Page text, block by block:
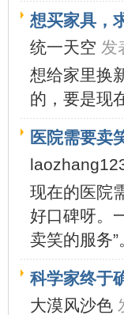
想买家具，
统一天空 发
想给家里换
的，要是现
医院需要卖
现在的医院
好口碑呀。
卖笑的服务
科学家终于
大漠风沙色